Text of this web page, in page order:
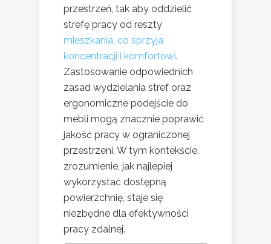
przestrzeń, tak aby oddzielić
strefę pracy od reszty
mieszkania, co sprzyja
koncentracji i komfortowi.
Zastosowanie odpowiednich
zasad wydzielania stref oraz
ergonomiczne podejście do
mebli mogą znacznie poprawić
jakość pracy w ograniczonej
przestrzeni. W tym kontekście,
zrozumienie, jak najlepiej
wykorzystać dostępną
powierzchnię, staje się
niezbędne dla efektywności
pracy zdalnej.